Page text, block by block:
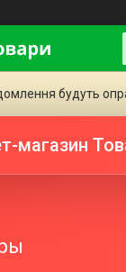
будуть
магазин